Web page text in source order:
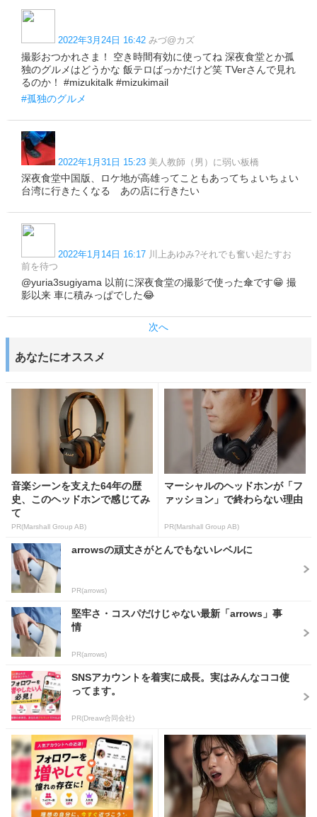
2022年3月24日 16:42 みづ@カズ
撮影おつかれさま！ 空き時間有効に使ってね 深夜食堂とか孤
独のグルメはどうかな 飯テロばっかだけど笑 TVerさんで見れ
るのか！ #mizukitalk #mizukimail
#孤独のグルメ
2022年1月31日 15:23 美人教師（男）に弱い板橋
深夜食堂中国版、ロケ地が高雄ってこともあってちょいちょい
台湾に行きたくなる あの店に行きたい
2022年1月14日 16:17 川上あゆみ?それでも奮い起たすお
前を待つ
@yuria3sugiyama 以前に深夜食堂の撮影で使った傘です😁 撮
影以来 車に積みっぱでした😂
次へ
あなたにオススメ
音楽シーンを支えた64年の歴
史、このヘッドホンで感じてみ
て
PR(Marshall Group AB)
マーシャルのヘッドホンが「フ
ァッション」で終わらない理由
PR(Marshall Group AB)
arrowsの頑丈さがとんでもないレベルに
PR(arrows)
堅牢さ・コスパだけじゃない最新「arrows」事
情
PR(arrows)
SNSアカウントを着実に成長。実はみんなココ使
ってます。
PR(Dreaw合同会社)